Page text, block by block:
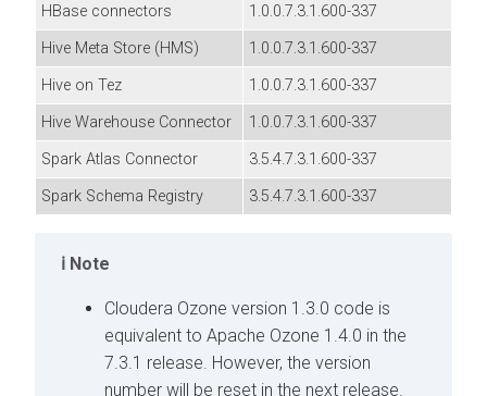
HBase connectors
1.0.0.7.3.1.600-337
Hive Meta Store (HMS)
1.0.0.7.3.1.600-337
Hive on Tez
1.0.0.7.3.1.600-337
Hive Warehouse Connector
1.0.0.7.3.1.600-337
Spark Atlas Connector
3.5.4.7.3.1.600-337
Spark Schema Registry
3.5.4.7.3.1.600-337
Note
Cloudera Ozone version 1.3.0 code is
equivalent to Apache Ozone 1.4.0 in the
7.3.1 release. However, the version
number will be reset in the next release.